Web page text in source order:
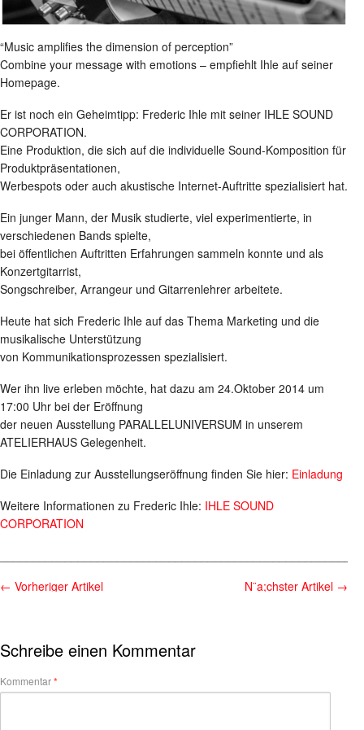
“Music amplifies the dimension of perception”
Combine your message with emotions – empfiehlt Ihle auf seiner
Homepage.
Er ist noch ein Geheimtipp: Frederic Ihle mit seiner IHLE SOUND
CORPORATION.
Eine Produktion, die sich auf die individuelle Sound-Komposition für
Produktpräsentationen,
Werbespots oder auch akustische Internet-Auftritte spezialisiert hat.
Ein junger Mann, der Musik studierte, viel experimentierte, in
verschiedenen Bands spielte,
bei öffentlichen Auftritten Erfahrungen sammeln konnte und als
Konzertgitarrist,
Songschreiber, Arrangeur und Gitarrenlehrer arbeitete.
Heute hat sich Frederic Ihle auf das Thema Marketing und die
musikalische Unterstützung
von Kommunikationsprozessen spezialisiert.
Wer ihn live erleben möchte, hat dazu am 24.Oktober 2014 um
17:00 Uhr bei der Eröffnung
der neuen Ausstellung PARALLELUNIVERSUM in unserem
ATELIERHAUS Gelegenheit.
Die Einladung zur Ausstellungseröffnung finden Sie hier: Einladung
Weitere Informationen zu Frederic Ihle: IHLE SOUND
CORPORATION
← Vorheriger Artikel N¨a;chster Artikel →
Schreibe einen Kommentar
Kommentar*